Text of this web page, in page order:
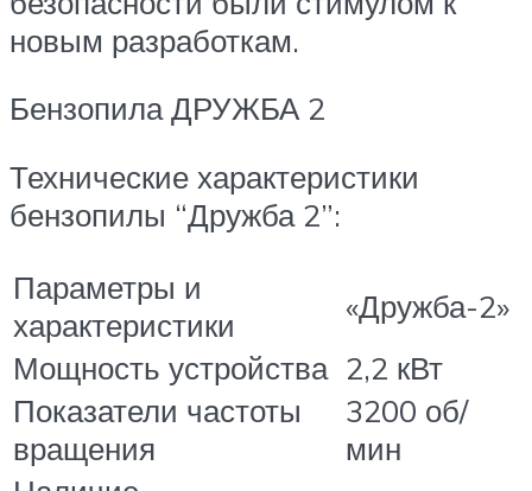
новым разработкам.
Бензопила ДРУЖБА 2
Технические характеристики
бензопилы “Дружба 2”:
Параметры и
характеристики
«Дружба-2»
Мощность устройства 2,2 кВт
Показатели частоты
вращения
3200 об/
мин